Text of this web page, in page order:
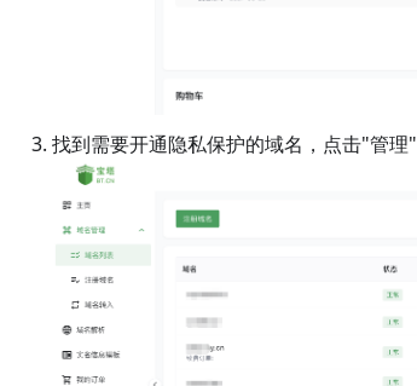
找到需要开通隐私保护的域名，点击"管理"